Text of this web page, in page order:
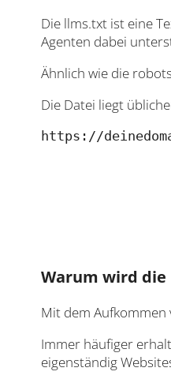
Die llms.txt ist eine
Agenten dabei
Ähnlich wie die
Die Datei liegt
https://
Warum wird
Mit dem
Immer häufiger
eigenständig